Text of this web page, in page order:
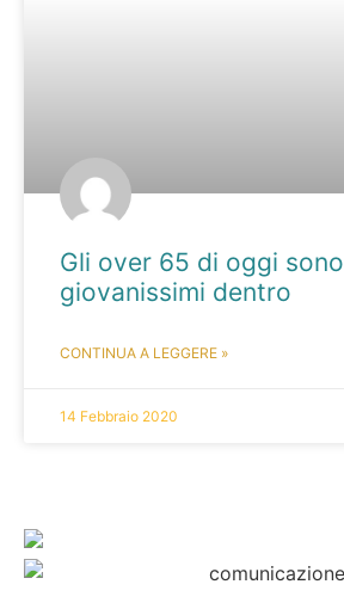
Gli over 65 di oggi sono
giovanissimi dentro
CONTINUA A LEGGERE »
14 Febbraio 2020